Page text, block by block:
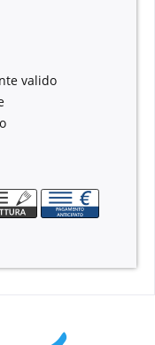
valido